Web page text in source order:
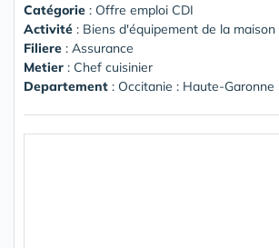
Catégorie : Offre emploi CDI
Activité : Biens d'équipement de la maison
Filiere : Assurance
Metier : Chef cuisinier
Departement : Occitanie : Haute-Garonne